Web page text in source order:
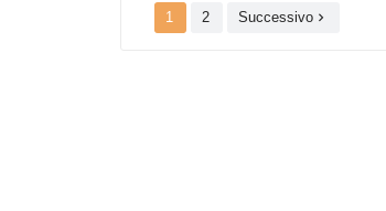
1 2 Successivo 